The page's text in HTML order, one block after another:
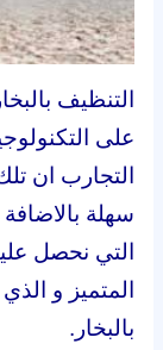
التنظيف
على
التجارب ان
سهلة بالاضافة
التي نحصل
المتميز و
بالبخار.